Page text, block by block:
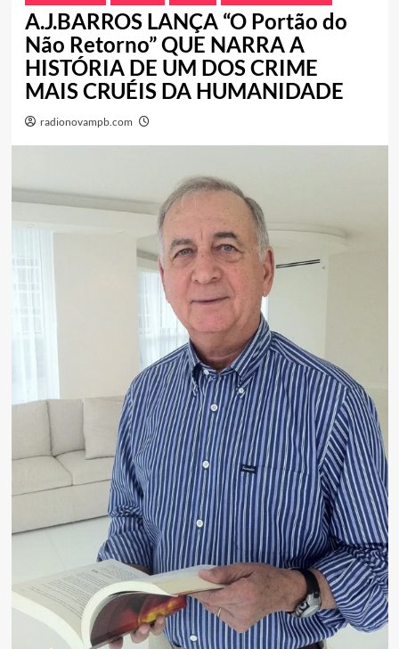
A.J.BARROS LANÇA “O Portão do
Não Retorno” QUE NARRA A
HISTÓRIA DE UM DOS CRIME
MAIS CRUÉIS DA HUMANIDADE
radionovampb.com